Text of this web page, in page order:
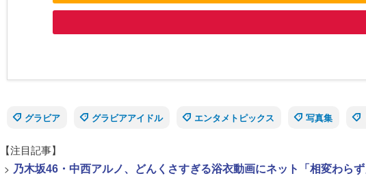
グラビア グラビアアイドル エンタメトピックス 写真集
【注目記事】
> 乃木坂46・中西アルノ、どんくさすぎる浴衣動画にネット「相変わらず